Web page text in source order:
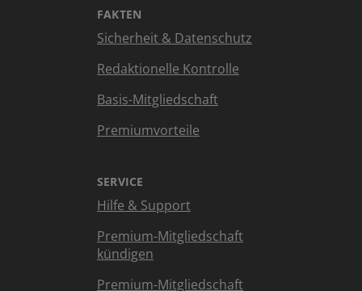
FAKTEN
Sicherheit & Datenschutz
Redaktionelle Kontrolle
Basis-Mitgliedschaft
Premiumvorteile
SERVICE
Hilfe & Support
Premium-Mitgliedschaft
kündigen
Premium-Mitgliedschaft